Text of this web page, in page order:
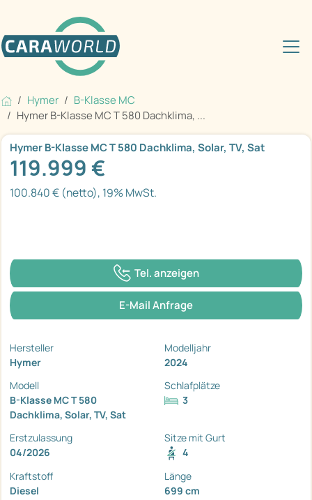
Hymer
B-Klasse MC
Hymer B-Klasse MC T 580 Dachklima, ...
Hymer B-Klasse MC T 580 Dachklima, Solar, TV, Sat
119.999 €
100.840 € (netto), 19% MwSt.
Tel. anzeigen
E-Mail Anfrage
Hersteller
Hymer
Modelljahr
2024
Modell
B-Klasse MC T 580
Dachklima, Solar, TV, Sat
Schlafplätze
3
Erstzulassung
04/2026
Sitze mit Gurt
4
Kraftstoff
Diesel
Länge
699 cm